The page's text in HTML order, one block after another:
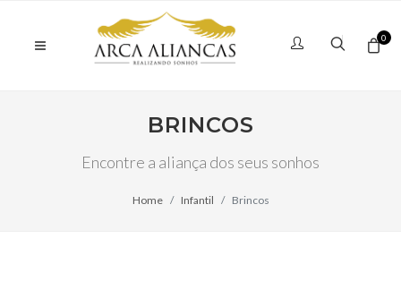
0
BRINCOS
Encontre a aliança dos seus sonhos
Home Infantil Brincos